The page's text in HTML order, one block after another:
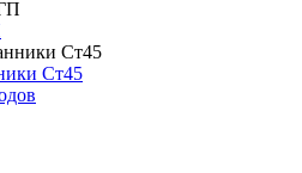
Ст45